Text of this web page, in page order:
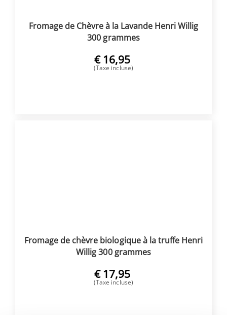
Fromage de Chèvre à la Lavande Henri Willig
300 grammes
€ 16,95
(Taxe incluse)
Fromage de chèvre biologique à la truffe Henri
Willig 300 grammes
€ 17,95
(Taxe incluse)